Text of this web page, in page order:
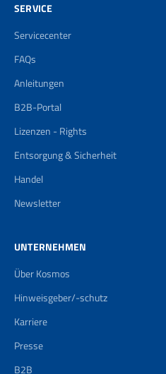
SERVICE
Servicecenter
FAQs
Anleitungen
B2B-Portal
Lizenzen - Rights
Entsorgung & Sicherheit
Handel
Newsletter
UNTERNEHMEN
Über Kosmos
Hinweisgeber/-schutz
Karriere
Presse
B2B